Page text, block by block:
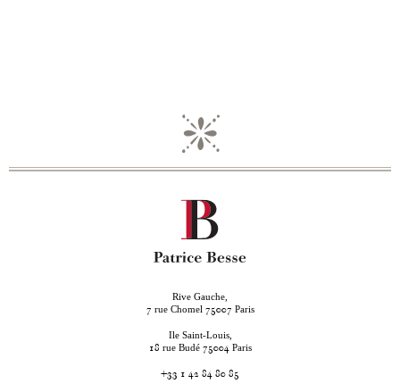
Rive Gauche,
7 rue Chomel 75007 Paris
Ile Saint-Louis,
18 rue Budé 75004 Paris
+33 1 42 84 80 85